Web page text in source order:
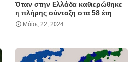
Όταν στην Ελλάδα καθιερώθηκε
η πλήρης σύνταξη στα 58 έτη
Μάϊος 22, 2024